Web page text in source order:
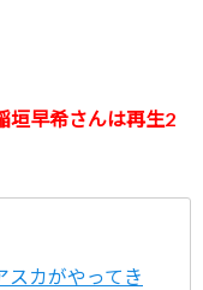
垣早希さんは再生2
スカがやってき